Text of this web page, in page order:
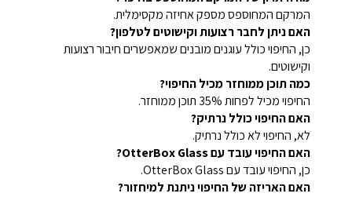
המרקם המחוספס מספק אחיזה מקסימלית.
האם ניתן לחבר רצועות וקישוטים לטלפון?
כן, החיפוי כולל עוגנים מובנים שמאפשרים חיבור רצועות
וקישוטים.
כמה תוכן ממוחזר מכיל החיפוי?
החיפוי מכיל לפחות 35% תוכן ממוחזר.
האם החיפוי כולל נרתיק?
לא, החיפוי לא כולל נרתיק.
האם החיפוי עובד עם OtterBox Glass?
כן, החיפוי עובד עם OtterBox Glass.
האם האריזה של החיפוי ניתנת למיחזור?